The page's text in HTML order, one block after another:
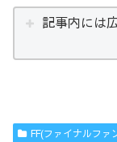
記事内には
FF(ファイナルファ